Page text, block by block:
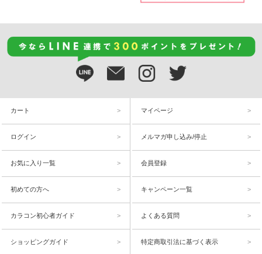
カート マイページ
ログイン メルマガ申し込み/停止
お気に入り一覧 会員登録
初めての方へ キャンペーン一覧
カラコン初心者ガイド よくある質問
ショッピングガイド 特定商取引法に基づく表示